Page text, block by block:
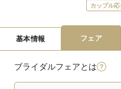
カップル
基本情報 フェア
ブライダルフェアとは